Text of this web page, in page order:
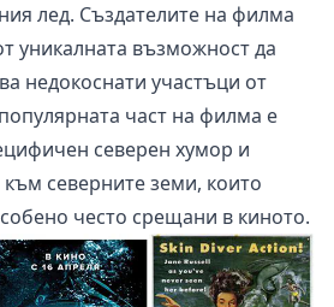
лед. Създателите на филма
уникалната възможност да
недокоснати участъци от
част на филма е
северен хумор и
северните земи, които
често срещани в киното.